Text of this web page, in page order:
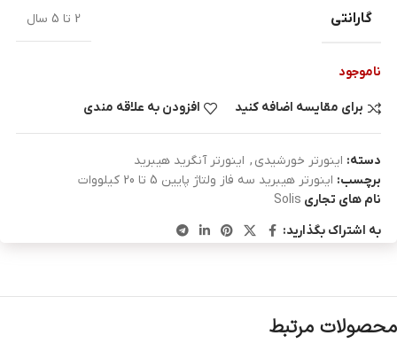
گارانتی 2 تا 5 سال
ناموجود
برای مقایسه اضافه کنید افزودن به علاقه مندی
دسته: اینورتر خورشیدی , اینورتر آنگرید هیبرید
برچسب: اینورتر هیبرید سه فاز ولتاژ پایین 5 تا 20 کیلووات
نام های تجاری Solis
به اشتراک بگذارید:
محصولات مرتبط